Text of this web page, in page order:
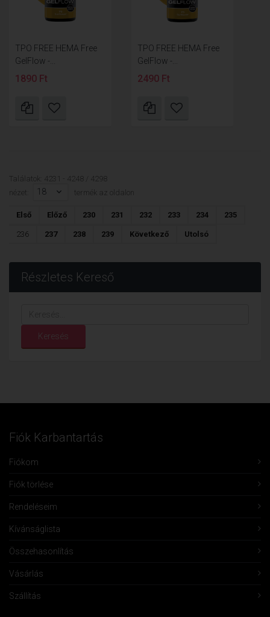
TPO FREE HEMA Free
GelFlow -...
1890 Ft
TPO FREE HEMA Free
GelFlow -...
2490 Ft
Találatok: 4231 - 4248 / 4298
nézet:
18 termék az oldalon
Első Előző 230 231 232 233 234 235
236 237 238 239 Következő Utolsó
Részletes Kereső
Keresés
Fiók Karbantartás
Fiókom
Fiók törlése
Rendeléseim
Kívánságlista
Összehasonlítás
Vásárlás
Szállítás